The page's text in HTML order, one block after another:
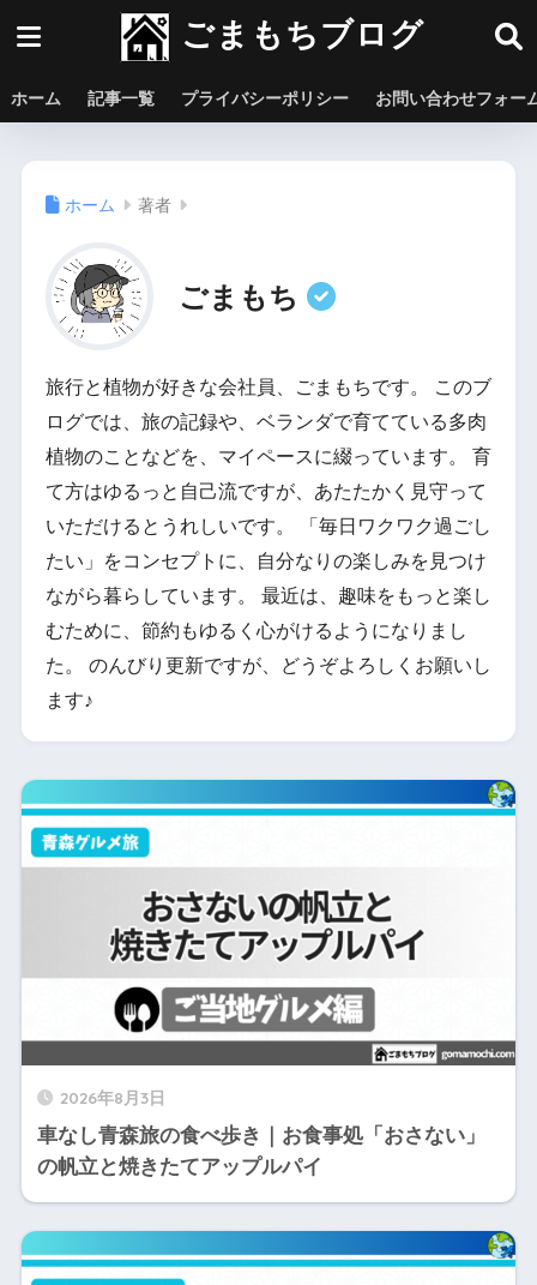
ごまもちブログ
ホーム 記事一覧 プライバシーポリシー お問い合わせフォー
ホーム 著者
ごまもち
旅行と植物が好きな会社員、ごまもちです。 このブ
ログでは、旅の記録や、ベランダで育てている多肉
植物のことなどを、マイペースに綴っています。 育
て方はゆるっと自己流ですが、あたたかく見守って
いただけるとうれしいです。 「毎日ワクワク過ごし
たい」をコンセプトに、自分なりの楽しみを見つけ
ながら暮らしています。 最近は、趣味をもっと楽し
むために、節約もゆるく心がけるようになりまし
た。 のんびり更新ですが、どうぞよろしくお願いし
ます♪
2026年8月3日
車なし青森旅の食べ歩き｜お食事処「おさない」
の帆立と焼きたてアップルパイ